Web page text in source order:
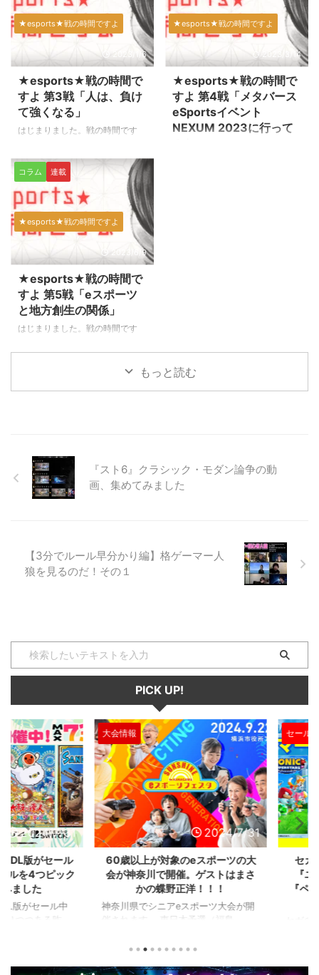
広島 TEAM iXAというプロゲーミ
ングチームを運営しておる者でし
て、チームには、ストリートファ
イターや、クラッシュ・ロワイヤ
ル、他にも複数のゲームタイトル
の選手が所属しております。 今
回縁あって、ゲーマーゲーマ
ー'sPOSTさんの方で連載させて
頂くことになりました。 今後と
もよろしくお願いします。 さて
ーVのプロリーグに広島 TEAM
iXAが参戦するという事が発表さ
れました。その事に ...
す。 さてさて、ストリートファ
イターリーグが絶賛シーズン中で
す。 現在、第5節まで進みました
が、現時点の結果は振るわず、最
下位といったポジションです。
（2022/10/16現在）
https://sf.esports.capcom.com/r
anking/sfl2022/ なお、広島
TEAM iXAに絞った結果一覧は、
こちらに記載しております。
★esports★戦の時間ですよ
2023/1/6
★esports★戦の時間で
すよ 第3戦「人は、負け
て強くなる」
はじまりました。戦の時間です
うございます！板垣です。 さて
さて昨年末、ストリートファイタ
ーリーグのプレイオフが終わりま
した。 本節1位でグランドファイ
ナル進出を決めた「G8S」、加え
て、プレイオフでグランドファイ
ナル進出を決めた「SS熊本」と
「名古屋OJA」の2チーム、改め
ておめでとうございます。 広島
TEAM iXAに関しましては、プレ
イオフ進出に至る事が出来ず、本
節8位という結果で終わってしま
いました。ワンチャンは起きませ
★esports★戦の時間ですよ
2023/3/14
★esports★戦の時間で
すよ 第4戦「メタバース
eSportsイベント
NEXUM 2023に行って
と。 私の方では、試合のレポー
ト ...
コラム 連載
★esports★戦の時間ですよ
2023/6/9
★esports★戦の時間で
すよ 第5戦「eスポーツ
と地方創生の関係」
はじまりました。戦の時間です
板垣です。 表題の件ですが、最
近「eスポーツで地方創生を」と
少に歯止めをかけるとともに、東
京圏への人口の過度の集中を是正
し、それぞれの地域で住みよい環
境を確保して、将来にわたって活
事をやって、その地域で生まれる
もっと読む
『スト6』クラシック・モダン論争の動
画、集めてみました
【3分でルール早分かり編】格ゲーマー人
狼を見るのだ！その１
PICK UP!
2024/7/31
がセール
4つピック
た
セール中
大会情報
2024/7/31
60歳以上が対象のeスポーツの大
会が神奈川で開催。ゲストはまさ
かの蝶野正洋！！！
神奈川県でシニアeスポーツ大会が開
催されます。 東日本予選（福島
選（神奈川県）の優勝者3名が決勝大
セール、クー
セガの
『ユニ
『ペルソ